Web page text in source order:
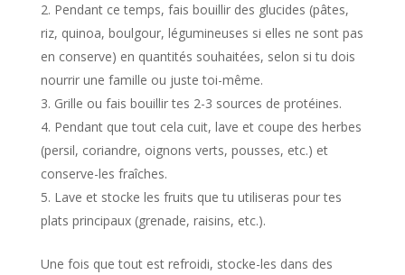
Pendant ce temps, fais bouillir des glucides (pâtes,
riz, quinoa, boulgour, légumineuses si elles ne sont pas
en conserve) en quantités souhaitées, selon si tu dois
nourrir une famille ou juste toi-même.
Grille ou fais bouillir tes 2-3 sources de protéines.
Pendant que tout cela cuit, lave et coupe des herbes
(persil, coriandre, oignons verts, pousses, etc.) et
conserve-les fraîches.
Lave et stocke les fruits que tu utiliseras pour tes
plats principaux (grenade, raisins, etc.).
Une fois que tout est refroidi, stocke-les dans des